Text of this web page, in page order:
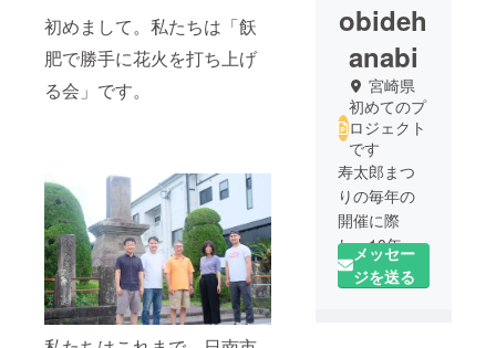
初めまして。私たちは「飫
肥で勝手に花火を打ち上げ
る会」です。
obideh
anabi
宮崎県
初めてのプ
ロジェクト
です
寿太郎まつ
りの毎年の
開催に際
し、10年以
上、花火を
打ち上げる
メッセー
ジを送る